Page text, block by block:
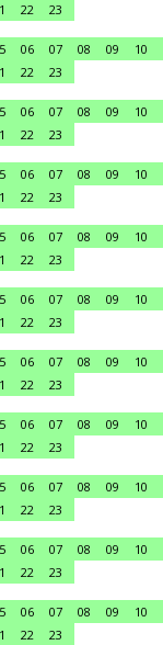
22
23
06 07 08 09 10
22
23
06 07 08 09 10
22
23
06 07 08 09 10
22
23
06 07 08 09 10
22
23
06 07 08 09 10
22
23
06 07 08 09 10
22
23
06 07 08 09 10
22
23
06 07 08 09 10
22
23
06 07 08 09 10
22
23
06 07 08 09 10
22
23